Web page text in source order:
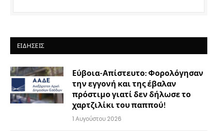
ΕΙΔΉΣΕΙΣ
Εύβοια-Απίστευτο: Φορολόγησαν
την εγγονή και της έβαλαν
πρόστιμο γιατί δεν δήλωσε το
χαρτζιλίκι του παππού!
1 Αυγούστου 2026